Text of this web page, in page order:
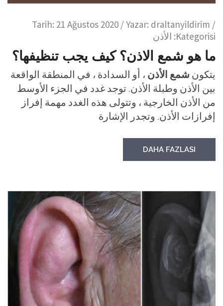
Tarih: 21 Ağustos 2020 / Yazar: draltanyildirim /
Kategorisi: الأذن
ما هو شمع الاذن؟ كيف يجب تنظيفها؟
يتكون شمع الأذن ، أو السدادة ، في المنطقة الواقعة
بين الأذن وطبلة الأذن. توجد غدد في الجزء الأوسط
من الأذن الخارجية ، وتتولى هذه الغدد مهمة إفراز
إفرازات الأذن. وتجدر الإشارة
DAHA FAZLASI